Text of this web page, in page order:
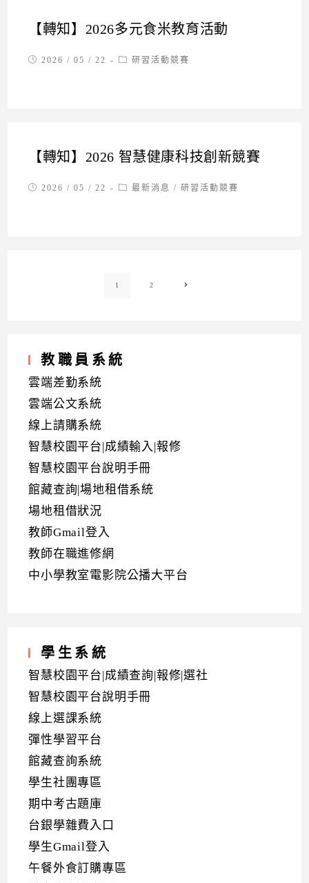
【轉知】2026多元食米教育活動
Post2026 / 05 / 22
Post研習活動競賽
【轉知】2026 智慧健康科技創新競賽
Post2026 / 05 / 22
Post最新消息 / 研習活動競賽
1 2 Go to the next page
教職員系統
雲端差勤系統
雲端公文系統
線上請購系統
智慧校園平台|成績輸入|報修
智慧校園平台說明手冊
館藏查詢|場地租借系統
場地租借狀況
教師Gmail登入
教師在職進修網
中小學教室電影院公播大平台
學生系統
智慧校園平台|成績查詢|報修|選社
智慧校園平台說明手冊
線上選課系統
彈性學習平台
館藏查詢系統
學生社團專區
期中考古題庫
台銀學雜費入口
學生Gmail登入
午餐外食訂購專區